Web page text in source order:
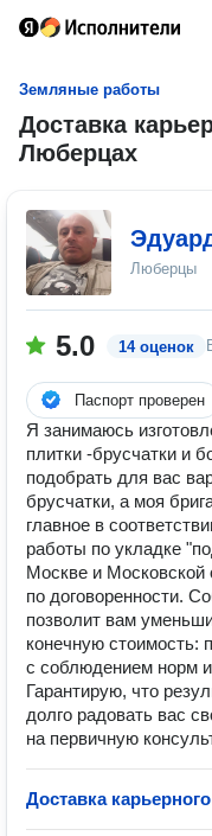
Земляные работы
Доставка
Люберцах
Люберцы
5.0 14 оценок
Паспорт проверен
Я занимаюсь
плитки -брусчатки и
подобрать для вас
брусчатки, а моя
главное в
работы по укладке
Москве и Московской
по договоренности.
позволит вам
конечную стоимость:
с соблюдением норм
Гарантирую, что
долго радовать вас
на первичную
Доставка